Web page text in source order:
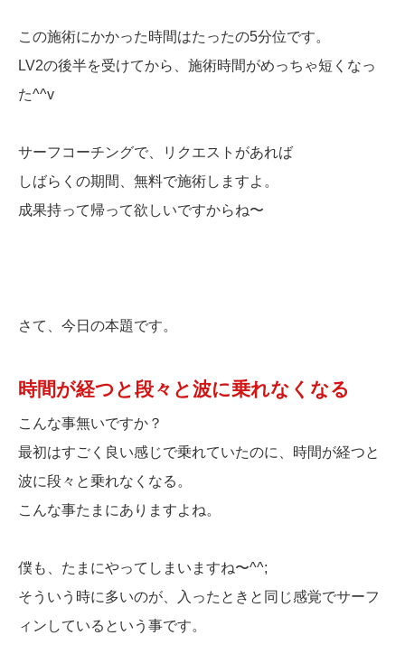
この施術にかかった時間はたったの5分位です。
LV2の後半を受けてから、施術時間がめっちゃ短くなっ
た^^v
サーフコーチングで、リクエストがあれば
しばらくの期間、無料で施術しますよ。
成果持って帰って欲しいですからね〜
さて、今日の本題です。
時間が経つと段々と波に乗れなくなる
こんな事無いですか？
最初はすごく良い感じで乗れていたのに、時間が経つと
波に段々と乗れなくなる。
こんな事たまにありますよね。
僕も、たまにやってしまいますね〜^^;
そういう時に多いのが、入ったときと同じ感覚でサーフ
ィンしているという事です。